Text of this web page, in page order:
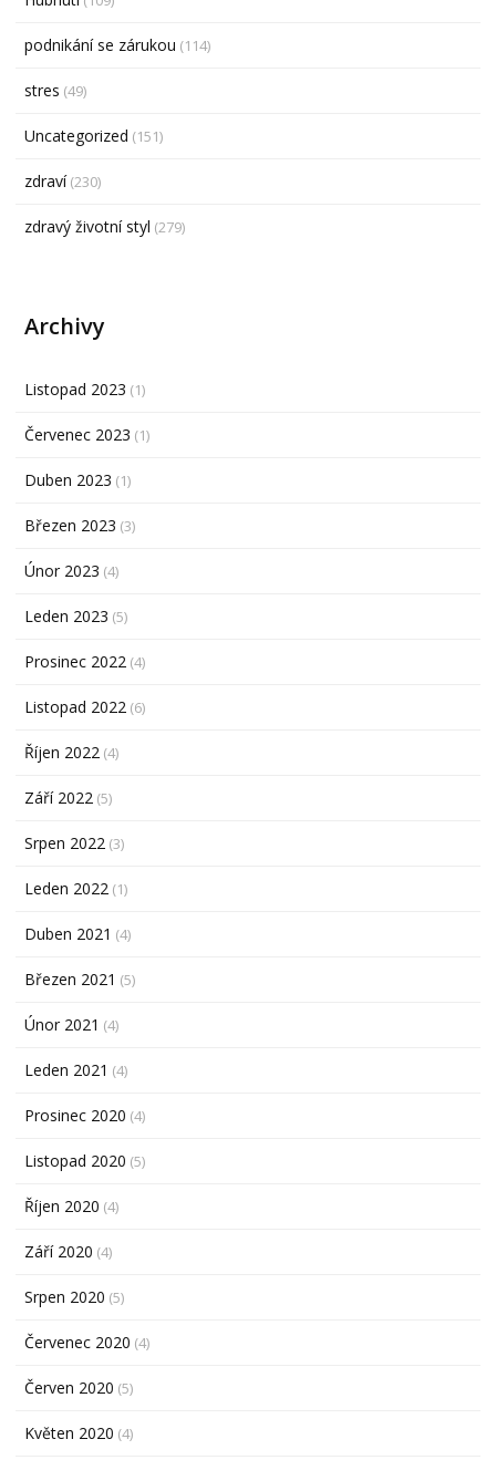
podnikání se zárukou (114)
stres (49)
Uncategorized (151)
zdraví(230)
zdravý životní styl (279)
Archivy
Listopad 2023 (1)
Červenec 2023 (1)
Duben 2023 (1)
Březen 2023 (3)
Únor 2023 (4)
Leden 2023 (5)
Prosinec 2022 (4)
Listopad 2022 (6)
Říjen 2022 (4)
Září 2022 (5)
Srpen 2022 (3)
Leden 2022 (1)
Duben 2021 (4)
Březen 2021 (5)
Únor 2021 (4)
Leden 2021 (4)
Prosinec 2020 (4)
Listopad 2020 (5)
Říjen 2020 (4)
Září 2020 (4)
Srpen 2020 (5)
Červenec 2020 (4)
Červen 2020 (5)
Květen 2020 (4)